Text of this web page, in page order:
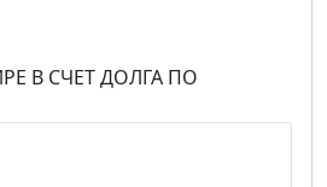
В СЧЕТ ДОЛГА ПО